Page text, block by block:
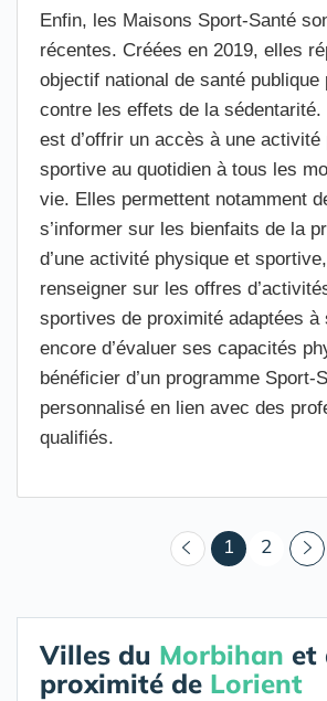
Enfin, les Maisons Sport-Santé
récentes. Créées en 2019, elles
objectif national de santé publique
contre les effets de la
est d’offrir un accès à une activité
sportive au quotidien à tous les
vie. Elles permettent notamment
s’informer sur les bienfaits de la
d’une activité physique et
renseigner sur les offres
sportives de proximité adaptées à
encore d’évaluer ses capacités
bénéficier d’un programme Sport-
personnalisé en lien avec des
qualifiés.
1 (courant)
2
Villes du Morbihan et
proximité de Lorient